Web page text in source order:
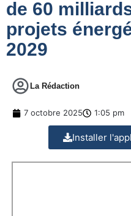
de 60
projets
2029
La Rédaction
7 octobre 2025 1:05 pm
Installer